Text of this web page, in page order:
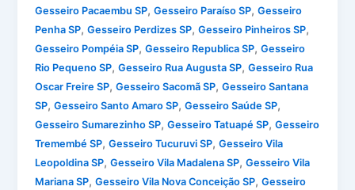
Gesseiro Pacaembu SP,Gesseiro Paraíso SP,Gesseiro
Penha SP,Gesseiro Perdizes SP,Gesseiro Pinheiros SP,
Gesseiro Pompéia SP,Gesseiro Republica SP,Gesseiro
Rio Pequeno SP,Gesseiro Rua Augusta SP,Gesseiro Rua
Oscar Freire SP,Gesseiro Sacomã SP,Gesseiro Santana
SP,Gesseiro Santo Amaro SP,Gesseiro Saúde SP,
Gesseiro Sumarezinho SP,Gesseiro Tatuapé SP,Gesseiro
Tremembé SP,Gesseiro Tucuruvi SP,Gesseiro Vila
Leopoldina SP,Gesseiro Vila Madalena SP,Gesseiro Vila
Mariana SP,Gesseiro Vila Nova Conceição SP,Gesseiro